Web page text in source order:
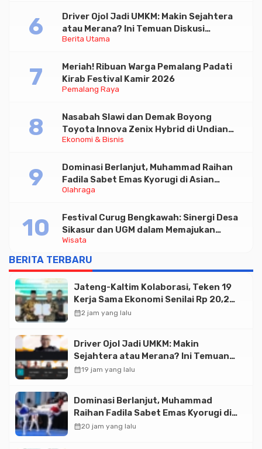
Berita Utama
Driver Ojol Jadi UMKM: Makin Sejahtera
atau Merana? Ini Temuan Diskusi
Paramadina
Pemalang Raya
Meriah! Ribuan Warga Pemalang Padati
Kirab Festival Kamir 2026
Ekonomi & Bisnis
Nasabah Slawi dan Demak Boyong
Toyota Innova Zenix Hybrid di Undian
Tabungan Bima Bank Jateng
Olahraga
Dominasi Berlanjut, Muhammad Raihan
Fadila Sabet Emas Kyorugi di Asian
Taekwondo Indonesia Open 2026
Wisata
Festival Curug Bengkawah: Sinergi Desa
Sikasur dan UGM dalam Memajukan
Wisata serta UMKM Lokal
BERITA TERBARU
Jateng-Kaltim Kolaborasi, Teken 19
Kerja Sama Ekonomi Senilai Rp 20,2
Triliun
calendar_month2 jam yang lalu
Driver Ojol Jadi UMKM: Makin
Sejahtera atau Merana? Ini Temuan
Diskusi Paramadina
calendar_month19 jam yang lalu
Dominasi Berlanjut, Muhammad
Raihan Fadila Sabet Emas Kyorugi di
Asian Taekwondo Indonesia Open
calendar_month20 jam yang lalu